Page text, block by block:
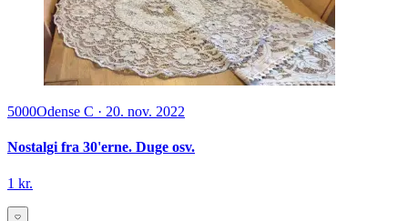
5000Odense C · 20. nov. 2022
Nostalgi fra 30'erne. Duge osv.
1 kr.